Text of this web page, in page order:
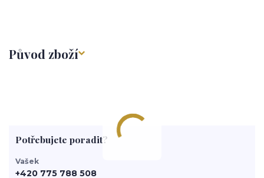
Původ zboží
Potřebujete poradit?
Vašek
+420 775 788 508